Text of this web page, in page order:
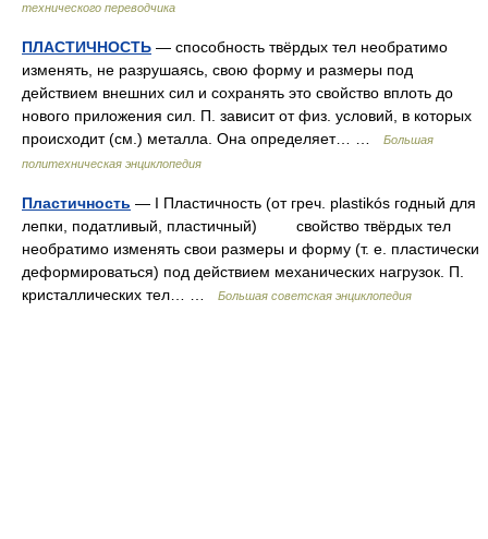
технического переводчика
ПЛАСТИЧНОСТЬ — способность твёрдых тел необратимо
изменять, не разрушаясь, свою форму и размеры под
действием внешних сил и сохранять это свойство вплоть до
нового приложения сил. П. зависит от физ. условий, в которых
происходит (см.) металла. Она определяет… …
Большая
политехническая энциклопедия
Пластичность — I Пластичность (от греч. plastikós годный для
лепки, податливый, пластичный) свойство твёрдых тел
необратимо изменять свои размеры и форму (т. е. пластически
деформироваться) под действием механических нагрузок. П.
кристаллических тел… …
Большая советская энциклопедия